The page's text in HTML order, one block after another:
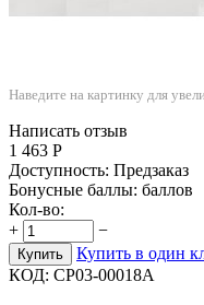
Наведите на картинку для
Написать отзыв
1 463 Р
Доступность: Предзаказ
Бонусные баллы: баллов
Кол-во:
+
−
Купить
Купить в один
КОД: CP03-00018A